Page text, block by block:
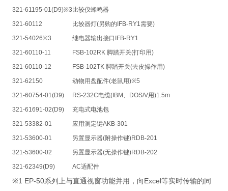
321-61195-01(D9)※3 比较仪蜂鸣器
321-60112
比较器灯(另购的 IFB-RY1需要)
321-54026※3
继电器输出接口 IFB-RY1
321-60110-11
FSB-102RK 脚踏开关(打印用)
321-60110-12
FSB-102TK 脚踏开关(去皮操作用)
321-62150
动物用盘配件(老鼠用)※5
321-60754-01(D9)
RS-232C电缆(IBM 、 DOS/V用)1.5m
321-61691-02(D9)
充电式电池包
321-53382-01
应用测定键AKB-301
321-53600-01
另置显示器(附操作键)RDB-201
321-53600-02
另置显示器(无操作键)RDB-202
321-62349(D9)
AC适配件
※1 EP-50系列上与直通视窗功能并用，向 Excel等实时传输的同